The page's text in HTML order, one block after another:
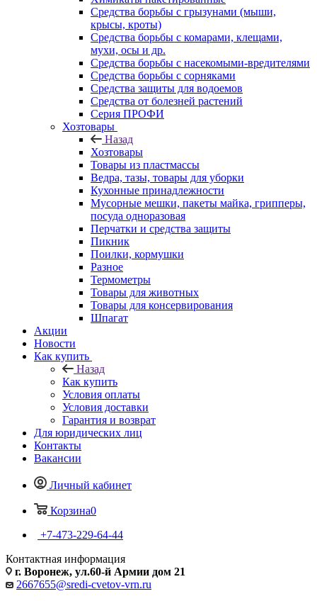
Средства борьбы с грызунами (мыши,
крысы, кроты)
Средства борьбы с комарами, клещами,
мухи, осы и др.
Средства борьбы с насекомыми-вредителями
Средства борьбы с сорняками
Средства защиты для водоемов
Средства от болезней растений
Серия ПРОФИ
Хозтовары
Назад
Хозтовары
Товары из пластмассы
Ведра, тазы, товары для уборки
Кухонные принадлежности
Мусорные мешки, пакеты майка, грипперы,
посуда одноразовая
Перчатки и средства защиты
Пикник
Поилки, кормушки
Разное
Термометры
Товары для животных
Товары для консервирования
Шпагат
Акции
Новости
Как купить
Назад
Как купить
Условия оплаты
Условия доставки
Гарантия и возврат
Для юридических лиц
Контакты
Вакансии
Личный кабинет
Корзина0
+7-473-229-64-44
Контактная информация
г. Воронеж, ул.60-й Армии дом 21
2667655@sredi-cvetov-vrn.ru